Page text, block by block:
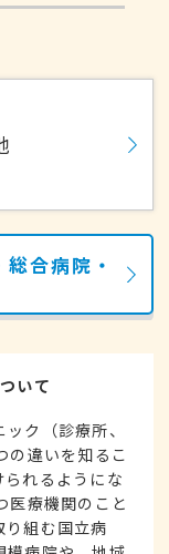
合病院・
いて
ク（診療所、
の違いを知るこ
れるようにな
医療機関のこと
り組む国立病